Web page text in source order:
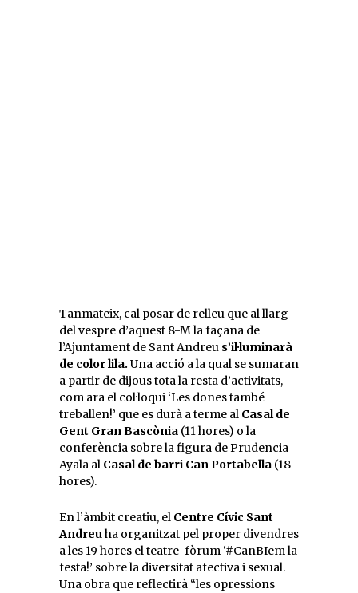
Tanmateix, cal posar de relleu que al llarg
del vespre d’aquest 8-M la façana de
l’Ajuntament de Sant Andreu s’il·luminarà
de color lila. Una acció a la qual se sumaran
a partir de dijous tota la resta d’activitats,
com ara el col·loqui ‘Les dones també
treballen!’ que es durà a terme al Casal de
Gent Gran Bascònia (11 hores) o la
conferència sobre la figura de Prudencia
Ayala al Casal de barri Can Portabella (18
hores).
En l’àmbit creatiu, el Centre Cívic Sant
Andreuha organitzat pel proper divendres
a les 19 hores el teatre-fòrum ‘#CanBIem la
festa!’ sobre la diversitat afectiva i sexual.
Una obra que reflectirà “les opressions